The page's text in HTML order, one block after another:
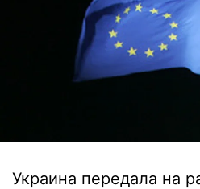
Украина передала на